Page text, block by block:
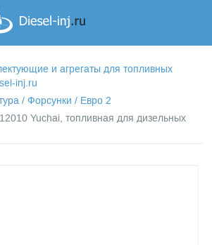
и агрегаты для топливных
inj.ru
/Форсунки / Евро 2
Yuchai, топливная для дизельных